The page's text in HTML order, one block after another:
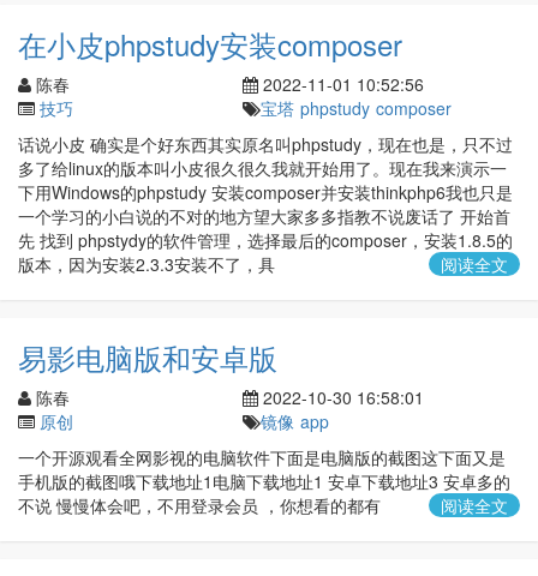
在小皮phpstudy安装composer
陈春
2022-11-01 10:52:56
技巧
宝塔 phpstudy composer
话说小皮 确实是个好东西其实原名叫phpstudy，现在也是，只不过
多了给linux的版本叫小皮很久很久我就开始用了。现在我来演示一
下用Windows的phpstudy 安装composer并安装thinkphp6我也只是
一个学习的小白说的不对的地方望大家多多指教不说废话了 开始首
先 找到 phpstydy的软件管理，选择最后的composer，安装1.8.5的
版本，因为安装2.3.3安装不了，具
阅读全文
易影电脑版和安卓版
陈春
2022-10-30 16:58:01
原创
镜像 app
一个开源观看全网影视的电脑软件下面是电脑版的截图这下面又是
手机版的截图哦下载地址1电脑下载地址1 安卓下载地址3 安卓多的
不说 慢慢体会吧，不用登录会员 ，你想看的都有
阅读全文